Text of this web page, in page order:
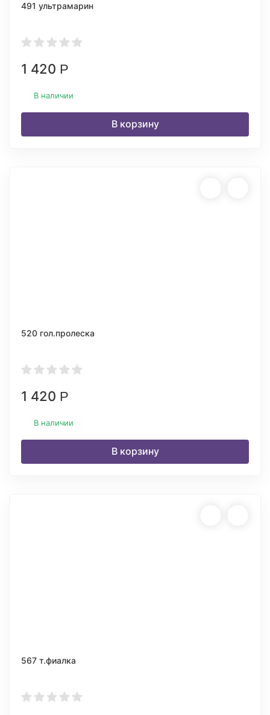
491 ультрамарин
1 420 Р
В наличии
В корзину
520 гол.пролеска
1 420 Р
В наличии
В корзину
567 т.фиалка